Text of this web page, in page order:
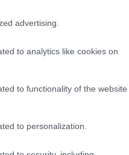
advertising.
to analytics like cookies on
to functionality of the website
to personalization.